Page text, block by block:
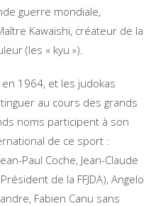
guerre mondiale,
Kawaishi, créateur de la
(les « kyu »).
1964, et les judokas
au cours des grands
noms participent à son
de ce sport :
Paul Coche, Jean-Claude
de la FFJDA), Angelo
Fabien Canu sans